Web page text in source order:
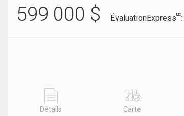
599 000 $ ÉvaluationExpressMC:
Détails Carte